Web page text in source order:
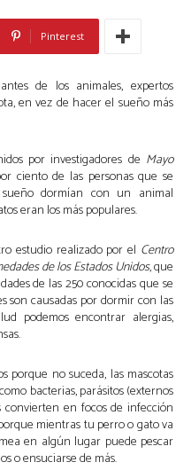
Pinterest
de los animales, expertos
en vez de hacer el sueño más
por investigadores de Mayo
ciento de las personas que se
dormían con un animal
eran los más populares.
estudio realizado por el Centro
de los Estados Unidos, que
de las 250 conocidas que se
causadas por dormir con las
podemos encontrar alergias,
porque no suceda, las mascotas
bacterias, parásitos (externos
en focos de infección
mientras tu perro o gato va
en algún lugar puede pescar
o ensuciarse de más.